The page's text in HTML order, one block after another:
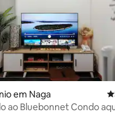
em Naga
ao Bluebonnet Condo